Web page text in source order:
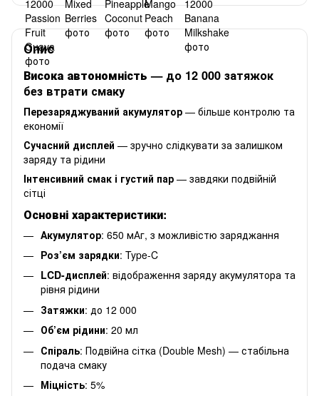
Опис
Висока автономність — до 12 000 затяжок
без втрати смаку
Перезаряджуваний акумулятор — більше контролю та
економії
Сучасний дисплей — зручно слідкувати за залишком
заряду та рідини
Інтенсивний смак і густий пар — завдяки подвійній
сітці
Основні характеристики:
Акумулятор: 650 мАг, з можливістю заряджання
Роз’єм зарядки: Type-C
LCD-дисплей: відображення заряду акумулятора та
рівня рідини
Затяжки: до 12 000
Об’єм рідини: 20 мл
Спіраль: Подвійна сітка (Double Mesh) — стабільна
подача смаку
Міцність: 5%